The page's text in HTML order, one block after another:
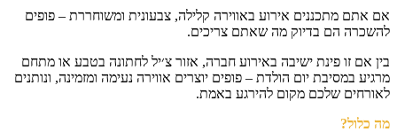
אתם מתכננים אירוע באווירה קלילה, צבעונית ומשוחררת – פופים
הם בדיוק מה שאתם צריכים.
אם זו פינת ישיבה באירוע חברה, אזור צ׳יל לחתונה בטבע או מתחם
במסיבת יום הולדת – פופים יוצרים אווירה נעימה ומזמינה, ונותנים
שלכם מקום להירגע באמת.
כלול?